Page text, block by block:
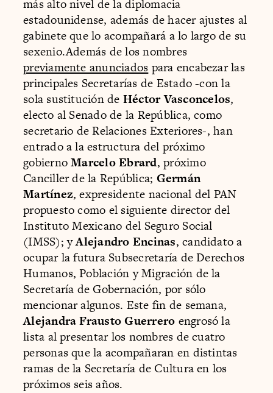
más alto nivel de la diplomacia
estadounidense, además de hacer ajustes al
gabinete que lo acompañará a lo largo de su
sexenio.Además de los nombres
previamente anunciados para encabezar las
principales Secretarías de Estado -con la
sola sustitución de Héctor Vasconcelos,
electo al Senado de la República, como
secretario de Relaciones Exteriores-, han
entrado a la estructura del próximo
gobiernoMarcelo Ebrard, próximo
Canciller de la República; Germán
Martínez, expresidente nacional del PAN
propuesto como el siguiente director del
Instituto Mexicano del Seguro Social
(IMSS); yAlejandro Encinas, candidato a
ocupar la futura Subsecretaría de Derechos
Humanos, Población y Migración de la
Secretaría de Gobernación, por sólo
mencionar algunos. Este fin de semana,
Alejandra Frausto Guerrero engrosó la
lista al presentar los nombres de cuatro
personas que la acompañaran en distintas
ramas de la Secretaría de Cultura en los
próximos seis años.